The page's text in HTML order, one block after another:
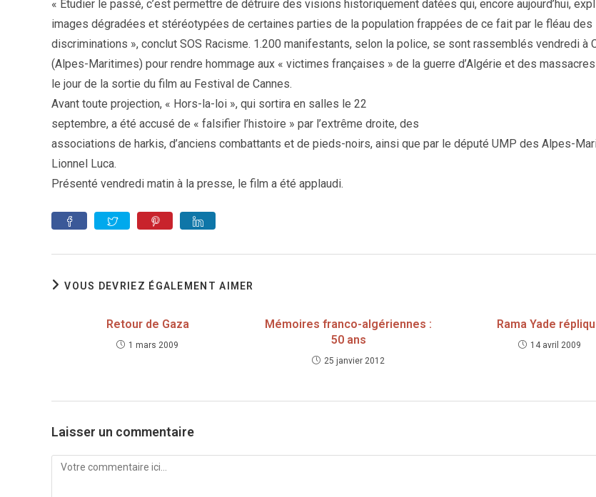
« Etudier le passé, c’est permettre de détruire des visions historiquement datées qui, encore aujourd’hui,
images dégradées et stéréotypées de certaines parties de la population frappées de ce fait par le fléau des
discriminations », conclut SOS Racisme. 1.200 manifestants, selon la police, se sont rassemblés vendredi à
(Alpes-Maritimes) pour rendre hommage aux « victimes françaises » de la guerre d’Algérie et des
le jour de la sortie du film au Festival de Cannes.
Avant toute projection, « Hors-la-loi », qui sortira en salles le 22
septembre, a été accusé de « falsifier l’histoire » par l’extrême droite, des
associations de harkis, d’anciens combattants et de pieds-noirs, ainsi que par le député UMP des Alpes-
Lionnel Luca.
Présenté vendredi matin à la presse, le film a été applaudi.
VOUS DEVRIEZ ÉGALEMENT AIMER
Retour de Gaza
1 mars 2009
Mémoires franco-algériennes :
50 ans
25 janvier 2012
Rama Yade
14 avril 2009
Laisser un commentaire
Comment